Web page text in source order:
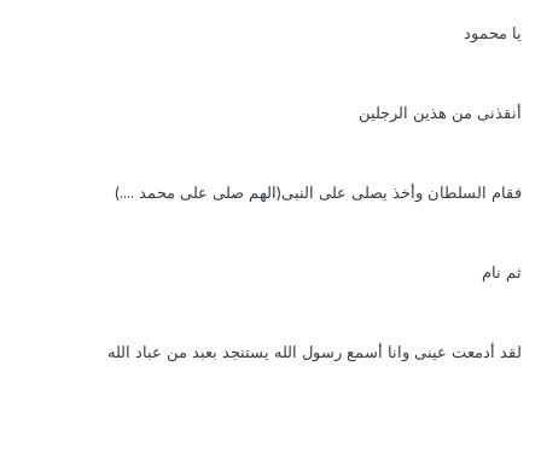
يا محمود
أنقذنى من هذين الرجلين
فقام السلطان وأخذ يصلى على النبى(الهم صلى على محمد ....)
ثم نام
لقد أدمعت عينى وانا أسمع رسول الله يستنجد بعبد من عباد الله